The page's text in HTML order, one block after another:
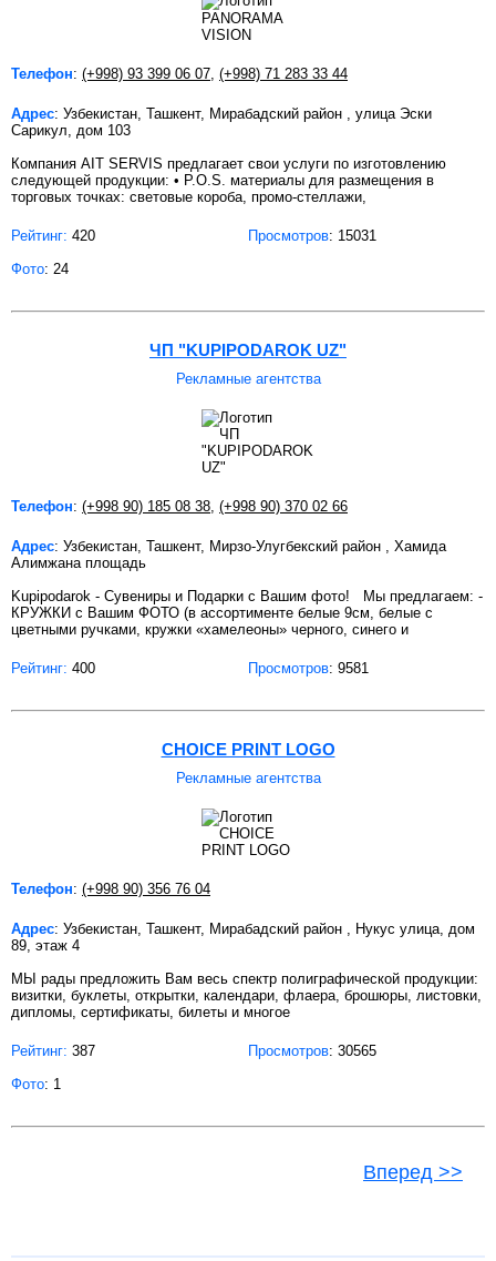
Телефон: (+998) 93 399 06 07 (+998) 71 283 33 44
Адрес: Узбекистан, Ташкент, Мирабадский район , улица Эски
Сарикул, дом 103
Компания AIT SERVIS предлагает свои услуги по изготовлению
следующей продукции: • P.O.S. материалы для размещения в
торговых точках: световые короба, промо-стеллажи,
Рейтинг: 420 Просмотров: 15031
Фото: 24
ЧП "KUPIPODAROK UZ"
Рекламные агентства
Телефон: (+998 90) 185 08 38 (+998 90) 370 02 66
Адрес: Узбекистан, Ташкент, Мирзо-Улугбекский район , Хамида
Алимжана площадь
Kupipodarok - Сувениры и Подарки с Вашим фото! Мы предлагаем: -
КРУЖКИ с Вашим ФОТО (в ассортименте белые 9см, белые с
цветными ручками, кружки «хамелеоны» черного, синего и
Рейтинг: 400 Просмотров: 9581
CHOICE PRINT LOGO
Рекламные агентства
Телефон: (+998 90) 356 76 04
Адрес: Узбекистан, Ташкент, Мирабадский район , Нукус улица, дом
89, этаж 4
МЫ рады предложить Вам весь спектр полиграфической продукции:
визитки, буклеты, открытки, календари, флаера, брошюры, листовки,
дипломы, сертификаты, билеты и многое
Рейтинг: 387 Просмотров: 30565
Фото: 1
Вперед >>